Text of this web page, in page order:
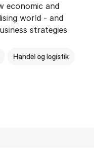
economic and
world - and
strategies
Handel og logistik
Busi­ness